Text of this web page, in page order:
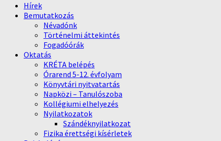
Hírek
Bemutatkozás
Névadónk
Történelmi áttekintés
Fogadóórák
Oktatás
KRÉTA belépés
Órarend 5-12. évfolyam
Könyvtári nyitvatartás
Napközi – Tanulószoba
Kollégiumi elhelyezés
Nyilatkozatok
Szándéknyilatkozat
Fizika érettségi kísérletek